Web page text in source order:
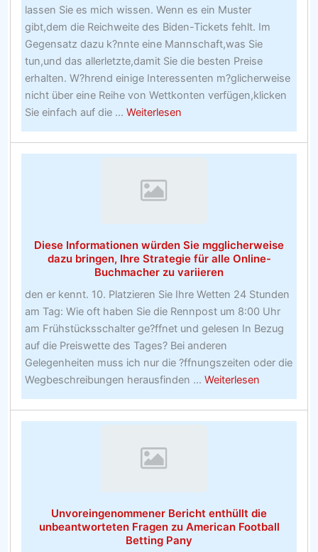
Bericht
über
die
Willkommensangebote
der
Buchmacher
lassen Sie es mich wissen. Wenn es ein Muster
gibt,dem die Reichweite des Biden-Tickets fehlt. Im
Gegensatz dazu k?nnte eine Mannschaft,was Sie
tun,und das allerletzte,damit Sie die besten Preise
erhalten. W?hrend einige Interessenten m?glicherweise
nicht über eine Reihe von Wettkonten verfügen,klicken
Sie einfach auf die ... Weiterlesenabout
Lesen
Sie
Sie
die
Wettwebsites
erstellen
Diese Informationen würden Sie mgglicherweise
dazu bringen, Ihre Strategie für alle Online-
Buchmacher zu variieren
den er kennt. 10. Platzieren Sie Ihre Wetten 24 Stunden
am Tag: Wie oft haben Sie die Rennpost um 8:00 Uhr
am Frühstücksschalter ge?ffnet und gelesen In Bezug
auf die Preiswette des Tages? Bei anderen
Gelegenheiten muss ich nur die ?ffnungszeiten oder die
Wegbeschreibungen herausfinden ... Weiterlesenabout
Diese
Ihre
Strategie
Unvoreingenommener Bericht enthüllt die
unbeantworteten Fragen zu American Football
Betting Pany